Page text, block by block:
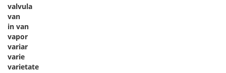
valvula
van
in van
vapor
variar
varie
varietate